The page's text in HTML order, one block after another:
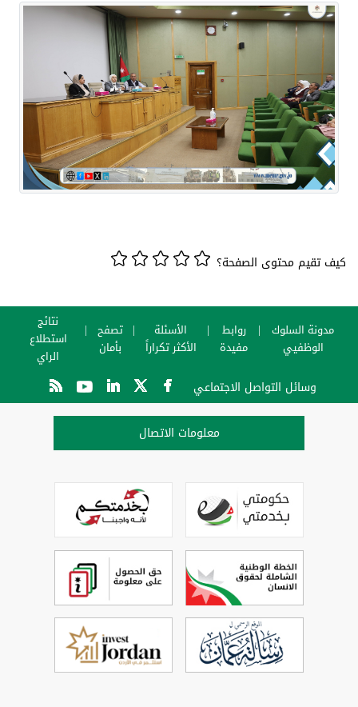
كيف تقيم محتوى الصفحة؟
مدونة السلوك
الوظفيي
روابط
مفيدة
الأسئلة
الأكثر تكراراً
تصفح
بأمان
نتائج
استطلاع
الراي
وسائل التواصل الاجتماعي
معلومات الاتصال